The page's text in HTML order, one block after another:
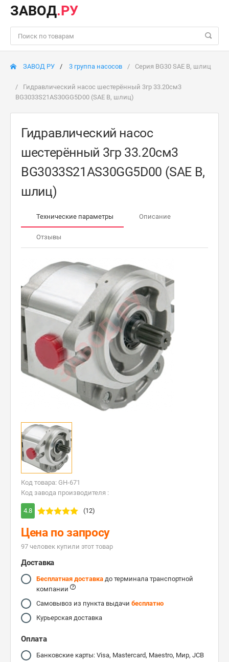
ЗАВОД.РУ
ЗАВОД РУ 3 группа насосов Серия BG30 SAE B, шлиц
Гидравлический насос шестерённый 3гр 33.20см3
BG3033S21AS30GG5D00 (SAE B, шлиц)
Гидравлический насос
шестерённый 3гр 33.20см3
BG3033S21AS30GG5D00 (SAE B,
шлиц)
Технические параметры Описание
Отзывы
Код товара: GH-671
Код завода производителя :
4.8 (12)
Цена по запросу
97 человек купили этот товар
Доставка
Бесплатная доставка до терминала транспортной
компании
Самовывоз из пункта выдачи бесплатно
Курьерская доставка
Оплата
Банковские карты: Visa, Mastercard, Maestro, Мир, JCB